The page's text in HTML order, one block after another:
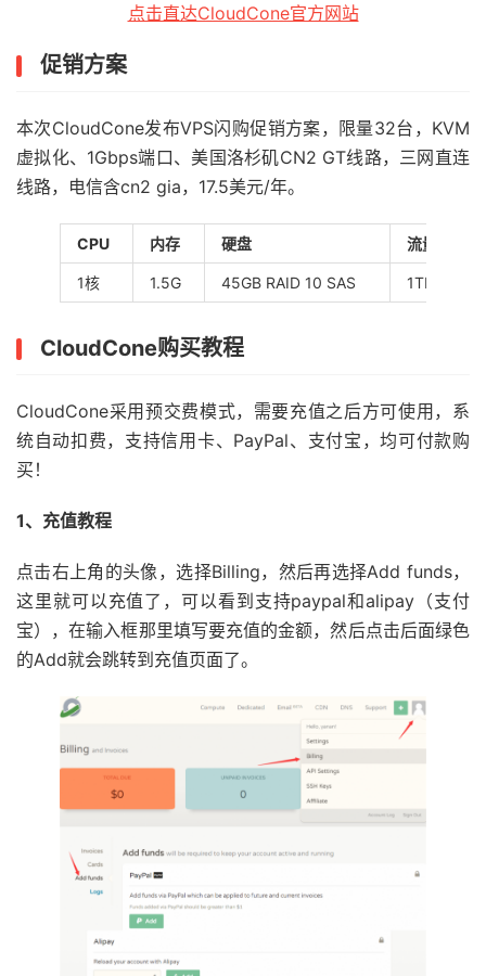
点击直达CloudCone官方网站
促销方案
本次CloudCone发布VPS闪购促销方案，限量32台，KVM
虚拟化、1Gbps端口、美国洛杉矶CN2 GT线路，三网直连
线路，电信含cn2 gia，17.5美元/年。
CPU 内存 硬盘 流量
1核 1.5G 45GB RAID 10 SAS 1TB
CloudCone购买教程
CloudCone采用预交费模式，需要充值之后方可使用，系
统自动扣费，支持信用卡、PayPal、支付宝，均可付款购
买！
1、充值教程
点击右上角的头像，选择Billing，然后再选择Add funds，
这里就可以充值了，可以看到支持paypal和alipay（支付
宝），在输入框那里填写要充值的金额，然后点击后面绿色
的Add就会跳转到充值页面了。